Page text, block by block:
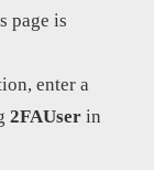
page is
enter a
2FAUser in